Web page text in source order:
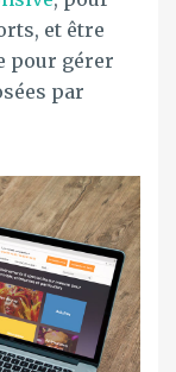
et être
pour gérer
par